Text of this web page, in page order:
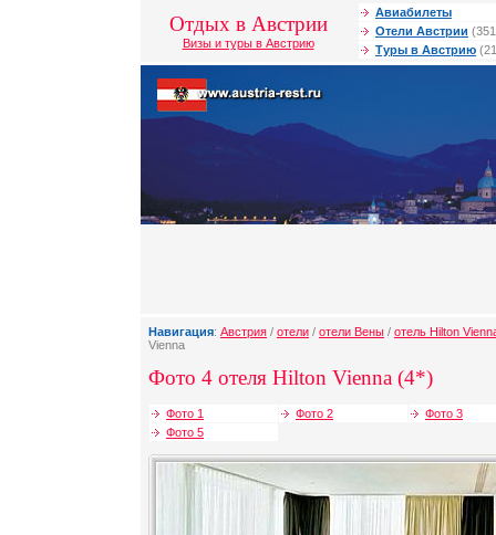
Отдых в Австрии
Визы и туры в Австрию
Авиабилеты
Отели Австрии
Туры в Австрию
Навигация: Австрия / отели / отели Вены / отель Hilton
Vienna
Фото 4 отеля Hilton Vienna (4*)
Фото 1 Фото 2
Фото 3
Фото 5